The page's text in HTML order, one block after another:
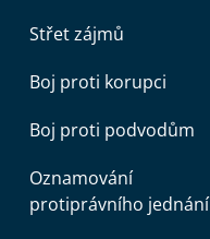
Střet zájmů
Boj proti korupci
Boj proti podvodům
Oznamování
protiprávního jednání